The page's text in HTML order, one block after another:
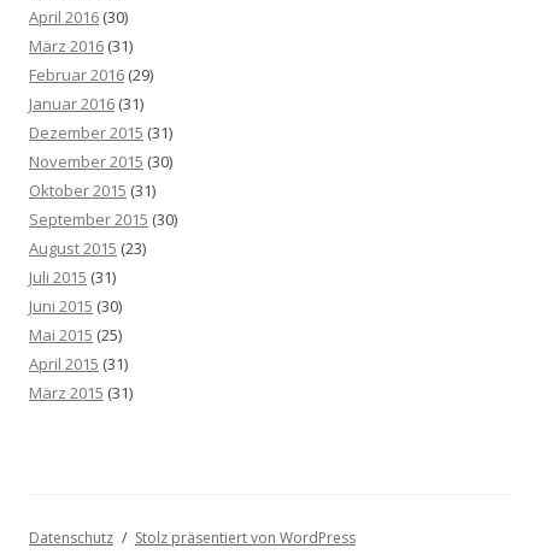
April 2016 (30)
März 2016 (31)
Februar 2016 (29)
Januar 2016 (31)
Dezember 2015 (31)
November 2015 (30)
Oktober 2015 (31)
September 2015 (30)
August 2015 (23)
Juli 2015 (31)
Juni 2015 (30)
Mai 2015 (25)
April 2015 (31)
März 2015 (31)
Datenschutz Stolz präsentiert von WordPress